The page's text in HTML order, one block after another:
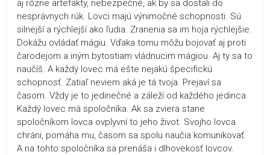
aj rôzne artefakty, nebezpečné, ak by sa dostali do
nesprávnych rúk. Lovci majú výnimočné schopnosti. Sú
silnejší a rýchlejší ako ľudia. Zranenia sa im hoja rýchlejšie.
Dokážu ovládať mágiu. Vďaka tomu môžu bojovať aj proti
čarodejom a iným bytostiam vládnucim mágiou. Aj ty sa to
naučíš. A každý lovec má ešte nejakú špecifickú
schopnosť. Zatiaľ neviem aká je tá tvoja. Prejaví sa
časom. Vždy je to jedinečné a záleží od každého jedinca.
Každý lovec má spoločníka. Ak sa zviera stane
spoločníkom lovca ovplyvní to jeho život. Svojho lovca
chráni, pomáha mu, časom sa spolu naučia komunikovať.
A na tohto spoločníka sa prenáša i dlhovekosť lovcov.